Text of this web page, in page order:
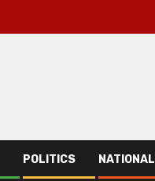
POLITICS NATIONAL